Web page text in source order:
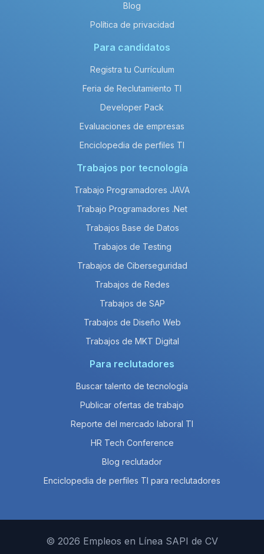
Blog
Política de privacidad
Para candidatos
Registra tu Currículum
Feria de Reclutamiento TI
Developer Pack
Evaluaciones de empresas
Enciclopedia de perfiles TI
Trabajos por tecnología
Trabajo Programadores JAVA
Trabajo Programadores .Net
Trabajos Base de Datos
Trabajos de Testing
Trabajos de Ciberseguridad
Trabajos de Redes
Trabajos de SAP
Trabajos de Diseño Web
Trabajos de MKT Digital
Para reclutadores
Buscar talento de tecnología
Publicar ofertas de trabajo
Reporte del mercado laboral TI
HR Tech Conference
Blog reclutador
Enciclopedia de perfiles TI para reclutadores
© 2026 Empleos en Línea SAPI de CV